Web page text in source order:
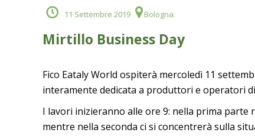
11 Settembre 2019 Bologna
Mirtillo Business Day
Fico Eataly World ospiterà mercoledì 11
interamente dedicata a produttori e operatori
I lavori inizieranno alle ore 9: nella prima parte
mentre nella seconda ci si concentrerà sulla